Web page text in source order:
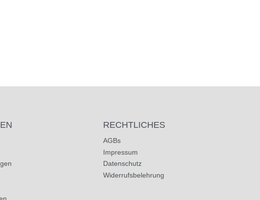
RECHTLICHES
AGBs
Impressum
Datenschutz
Widerrufsbelehrung